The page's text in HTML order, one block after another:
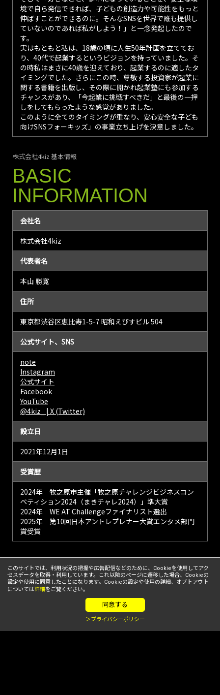
境で自ら発信できれば、子どもの創造力や可能性をもっと
伸ばすことができるのに。そんなSNSを世界で誰も提供し
ていないのであれば私がしよう！」と一念発起したので
す。
実はもともと私は、18歳の頃に人生50年計画を立ててお
り、40代で起業するというビジョンを持っていました。そ
の時私はまさに40歳を迎えており、起業するのに適したタ
イミングでした。さらにこの時、尊敬する投資家が起業に
関する書籍を出版し、その際に開かれ起業塾にも参加する
チャンスがあり、「今起業に挑戦すべきだ」と最後の一押
しをしてもらったような感覚がありました。
このように全てのタイミングが重なり、安心安全な子ども
向けSNSフォーキッズ」の事業立ち上げを決意しました。
株式会社4kiz 基本情報
BASIC
INFORMATION
会社名
株式会社4kiz
代表者名
本山 勝寛
住所
東京都渋谷区恵比寿1-5-7 昭和えびすビル 504
公式サイト、SNS
note
Instagram
公式サイト
Facebook
YouTube
@4kiz_ | X (Twitter)
設立日
2021年12月1日
受賞歴
2024年 牧之原市主催「牧之原チャレンジビジネスコン
ペティション2024（まきチャレ2024）」準大賞
2024年 WE AT Challengeファイナリスト選出
2025年 第10回日本アントレプレナー大賞エンタメ部門
賞受賞
株式会社4kizも参加するSTARTUP LEAGUE。
そのスタートアップ支援について、詳しくはこちらをご覧ください。
株式会社4kiz
このサイトでは、利用状況の把握や広告配信などのために、Cookieを使用してアク
セスデータを取得・利用しています。これ以降のページに遷移した場合、Cookieの
設定や使用に同意したことになります。Cookieの設定や使用の詳細、オプトアウト
については詳細をご覧ください。
同意する
＞プライバシーポリシー